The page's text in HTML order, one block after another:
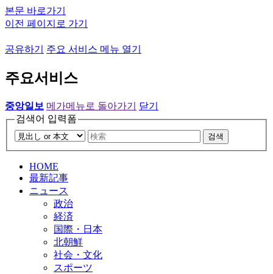
본문 바로가기
이전 페이지로 가기
공유하기 주요 서비스 메뉴 열기
주요서비스
중앙일보 메가메뉴로 돌아가기
닫기
검색어 입력폼
검색
HOME
最新記事
ニュース
政治
経済
国際・日本
北朝鮮
社会・文化
スポーツ